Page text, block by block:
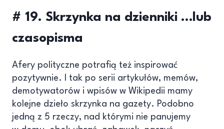
# 19. Skrzynka na dzienniki …lub
czasopisma
Afery polityczne potrafią też inspirować
pozytywnie. I tak po serii artykułów, memów,
demotywatorów i wpisów w Wikipedii mamy
kolejne dzieło skrzynka na gazety. Podobno
jedną z 5 rzeczy, nad którymi nie panujemy